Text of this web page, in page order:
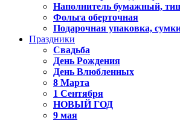
Наполнитель бумажный,
Фольга оберточная
Подарочная упаковка,
Праздники
Свадьба
День Рождения
День Влюбленных
8 Марта
1 Сентября
НОВЫЙ ГОД
9 мая